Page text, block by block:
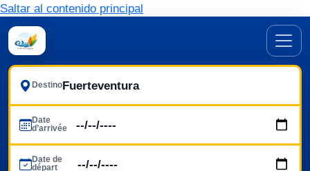
Saltar al contenido principal
Destino
Date
d’arrivée
Date de
départ